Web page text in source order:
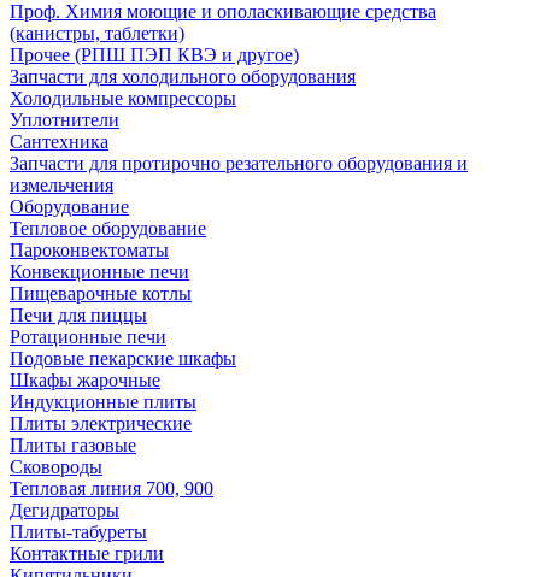
Проф. Химия моющие и ополаскивающие средства
(канистры, таблетки)
Прочее (РПШ ПЭП КВЭ и другое)
Запчасти для холодильного оборудования
Холодильные компрессоры
Уплотнители
Сантехника
Запчасти для протирочно резательного оборудования и
измельчения
Оборудование
Тепловое оборудование
Пароконвектоматы
Конвекционные печи
Пищеварочные котлы
Печи для пиццы
Ротационные печи
Подовые пекарские шкафы
Шкафы жарочные
Индукционные плиты
Плиты электрические
Плиты газовые
Сковороды
Тепловая линия 700, 900
Дегидраторы
Плиты-табуреты
Контактные грили